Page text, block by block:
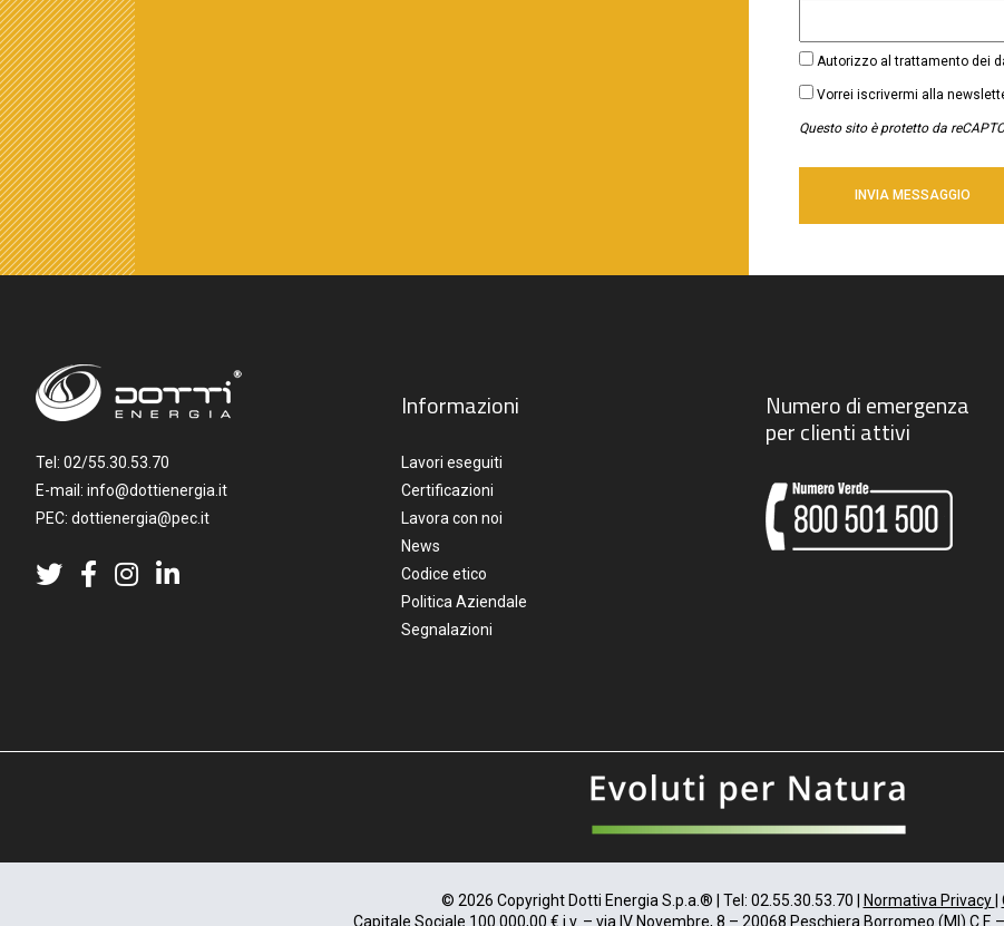
CONSENSO
(OBBLIGATORIO)
Autorizzo al trattamento dei
NEWSLETTER
Vorrei iscrivermi alla
Questo sito è protetto da
Tel: 02/55.30.53.70
E-mail: info@dottienergia.it
PEC: dottienergia@pec.it
Informazioni
Lavori eseguiti
Certificazioni
Lavora con noi
News
Codice etico
Politica Aziendale
Segnalazioni
Numero di emergenza
per clienti attivi
© 2026 Copyright Dotti Energia S.p.a.® | Tel: 02.55.30.53.70 | Normativa Privacy
Capitale Sociale 100.000,00 € i.v. – via IV Novembre, 8 – 20068 Peschiera Borromeo (MI) C.F.